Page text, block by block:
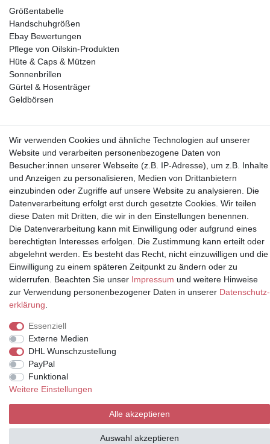
Größentabelle
Handschuhgrößen
Ebay Bewertungen
Pflege von Oilskin-Produkten
Hüte & Caps & Mützen
Sonnenbrillen
Gürtel & Hosenträger
Geldbörsen
Partner
* Alle Preise inkl.
Mehrwertsteuer und zuzüglich
Versand | **ehemaliger
© Copyright 2026 | Alle Rechte vorbehalten.
Wir verwenden Cookies und ähnliche Technologien auf unserer
Website und verarbeiten personenbezogene Daten von
Besucher:innen unserer Webseite (z.B. IP-Adresse), um z.B. Inhalte
und Anzeigen zu personalisieren, Medien von Drittanbietern
einzubinden oder Zugriffe auf unsere Website zu analysieren. Die
Datenverarbeitung erfolgt erst durch gesetzte Cookies. Wir teilen
diese Daten mit Dritten, die wir in den Einstellungen benennen.
Die Datenverarbeitung kann mit Einwilligung oder aufgrund eines
berechtigten Interesses erfolgen. Die Zustimmung kann erteilt oder
abgelehnt werden. Es besteht das Recht, nicht einzuwilligen und die
Einwilligung zu einem späteren Zeitpunkt zu ändern oder zu
widerrufen. Beachten Sie unser Impressum und weitere Hinweise
zur Verwendung personenbezogener Daten in unserer Daten­schutz­
erklärung
Essenziell
Externe Medien
DHL Wunschzustellung
PayPal
Funktional
Weitere Einstellungen
Alle akzeptieren
Auswahl akzeptieren